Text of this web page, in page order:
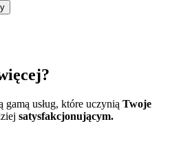
gamą usług, które uczynią Twoje
satysfakcjonującym.